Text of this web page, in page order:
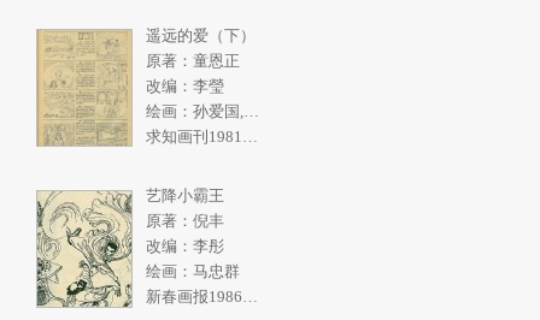
遥远的爱（下）
原著：童恩正
改编：李瑩
艺降小霸王
原著：倪丰
改编：李彤
绘画：马忠群
新春画报1986年10期